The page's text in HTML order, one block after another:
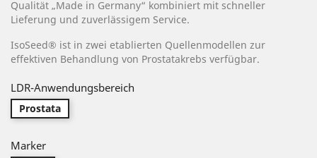
Qualität „Made in Germany“ kombiniert mit schneller
Lieferung und zuverlässigem Service.
IsoSeed® ist in zwei etablierten Quellenmodellen zur
effektiven Behandlung von Prostatakrebs verfügbar.
LDR-Anwendungsbereich
Prostata
Marker